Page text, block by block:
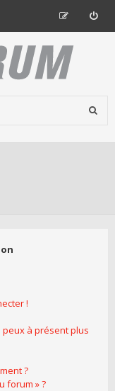
!
peux à présent plus
?
forum » ?